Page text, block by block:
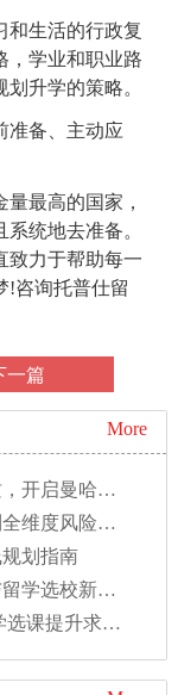
生活的行政复
，学业和职业路
升学的策略。
备、主动应
最高的国家，
统地去准备。
致力于帮助每一
!咨询托普仕留
一篇
More
美国东北大学纽约校区获永久办学资质，开启曼哈顿本科教育新篇章
美国留学安全防护指南：从居住选址到全维度风险防范
划指南
美国人口迁移浪潮下的产业红利高校与留学选校新逻辑
美国留学别盲目选水课拉高 GPA：科学选课提升求职竞争力